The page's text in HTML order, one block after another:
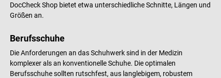
DocCheck Shop bietet etwa unterschiedliche Schnitte, Längen und
Größen an.
Berufsschuhe
Die Anforderungen an das Schuhwerk sind in der Medizin
komplexer als an konventionelle Schuhe. Die optimalen
Berufsschuhe sollten rutschfest, aus langlebigem, robustem